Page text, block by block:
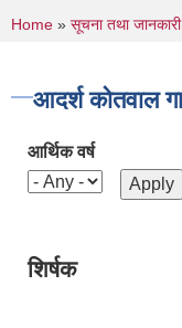
You are
Home » सूचना तथा जानकारी
आदर्श कोतवाल
आर्थिक वर्ष
शिर्षक